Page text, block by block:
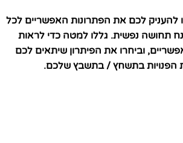
להעניק לכם את הפתרונות האפשריים לכל
תחושה נפשית. גללו למטה כדי לראות
וביחרו את הפיתרון שיתאים לכם
הפנויות בתשחץ / בתשבץ שלכם.